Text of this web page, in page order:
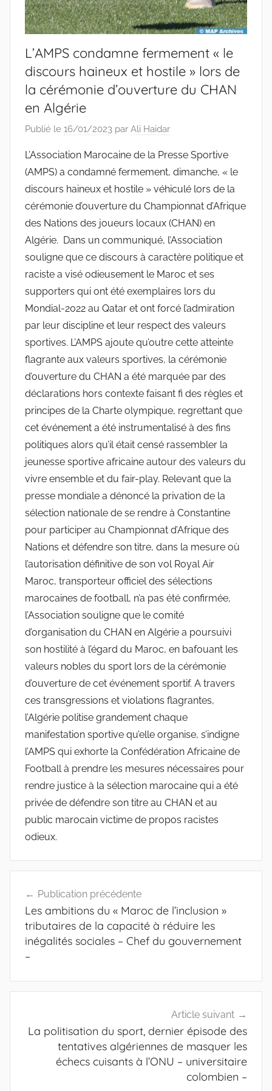
L’AMPS condamne fermement « le
discours haineux et hostile » lors de
la cérémonie d’ouverture du CHAN
en Algérie
Publié le 16/01/2023 par Ali Haidar
L’Association Marocaine de la Presse Sportive
(AMPS) a condamné fermement, dimanche, « le
discours haineux et hostile » véhiculé lors de la
cérémonie d’ouverture du Championnat d’Afrique
des Nations des joueurs locaux (CHAN) en
Algérie. Dans un communiqué, l’Association
souligne que ce discours à caractère politique et
raciste a visé odieusement le Maroc et ses
supporters qui ont été exemplaires lors du
Mondial-2022 au Qatar et ont forcé l’admiration
par leur discipline et leur respect des valeurs
sportives. L’AMPS ajoute qu’outre cette atteinte
flagrante aux valeurs sportives, la cérémonie
d’ouverture du CHAN a été marquée par des
déclarations hors contexte faisant fi des règles et
principes de la Charte olympique, regrettant que
cet événement a été instrumentalisé à des fins
politiques alors qu’il était censé rassembler la
jeunesse sportive africaine autour des valeurs du
vivre ensemble et du fair-play. Relevant que la
presse mondiale a dénoncé la privation de la
sélection nationale de se rendre à Constantine
pour participer au Championnat d’Afrique des
Nations et défendre son titre, dans la mesure où
l’autorisation définitive de son vol Royal Air
Maroc, transporteur officiel des sélections
marocaines de football, n’a pas été confirmée,
l’Association souligne que le comité
d’organisation du CHAN en Algérie a poursuivi
son hostilité à l’égard du Maroc, en bafouant les
valeurs nobles du sport lors de la cérémonie
d’ouverture de cet événement sportif. A travers
ces transgressions et violations flagrantes,
l’Algérie politise grandement chaque
manifestation sportive qu’elle organise, s’indigne
l’AMPS qui exhorte la Confédération Africaine de
Football à prendre les mesures nécessaires pour
rendre justice à la sélection marocaine qui a été
privée de défendre son titre au CHAN et au
public marocain victime de propos racistes
odieux.
de
l’article
Publication précédente
Les ambitions du « Maroc de l’inclusion »
tributaires de la capacité à réduire les
inégalités sociales – Chef du gouvernement
–
Article suivant
La politisation du sport, dernier épisode des
tentatives algériennes de masquer les
échecs cuisants à l’ONU – universitaire
colombien –